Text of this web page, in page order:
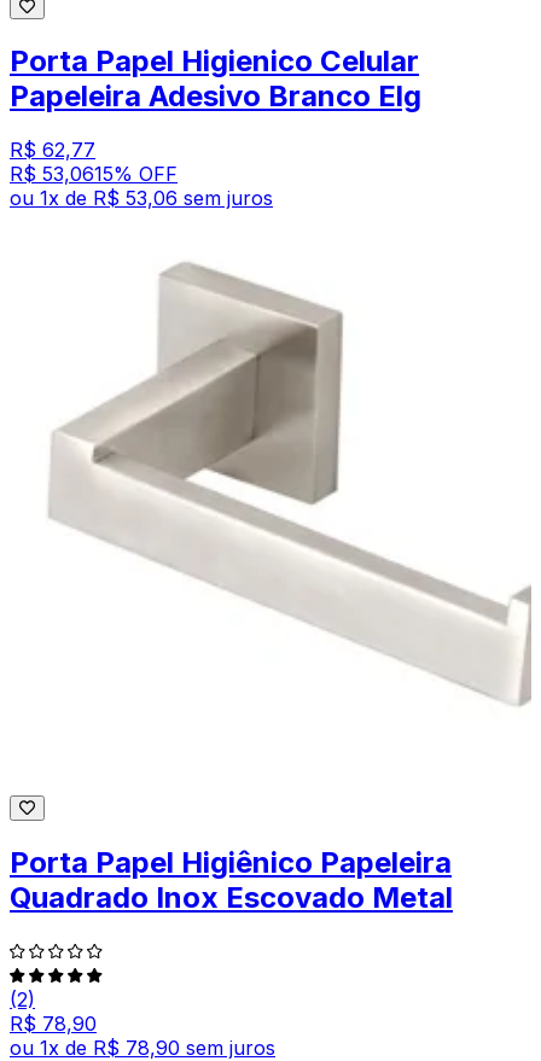
Porta Papel Higienico Celular
Papeleira Adesivo Branco Elg
R$ 62,77
R$ 53,0615% OFF
ou 1x de R$ 53,06 sem juros
Porta Papel Higiênico Papeleira
Quadrado Inox Escovado Metal
(2)
R$ 78,90
ou 1x de R$ 78,90 sem juros